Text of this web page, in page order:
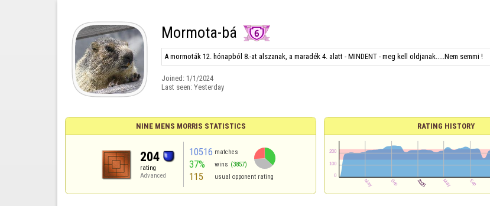
Mormota-bá
A mormoták 12. hónapból 8.-at alszanak, a maradék 4. alatt - MINDENT - meg kell oldjanak.....Nem semmi !
Joined: 1/1/2024
Last seen: Yesterday
NINE MENS MORRIS STATISTICS
204
rating
Advanced
10516 matches
37% wins (3857)
115 usual opponent rating
RATING HISTORY